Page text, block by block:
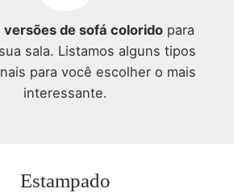
versões de sofá coloridopara
sala. Listamos alguns tipos
para você escolher o mais
interessante.
Estampado